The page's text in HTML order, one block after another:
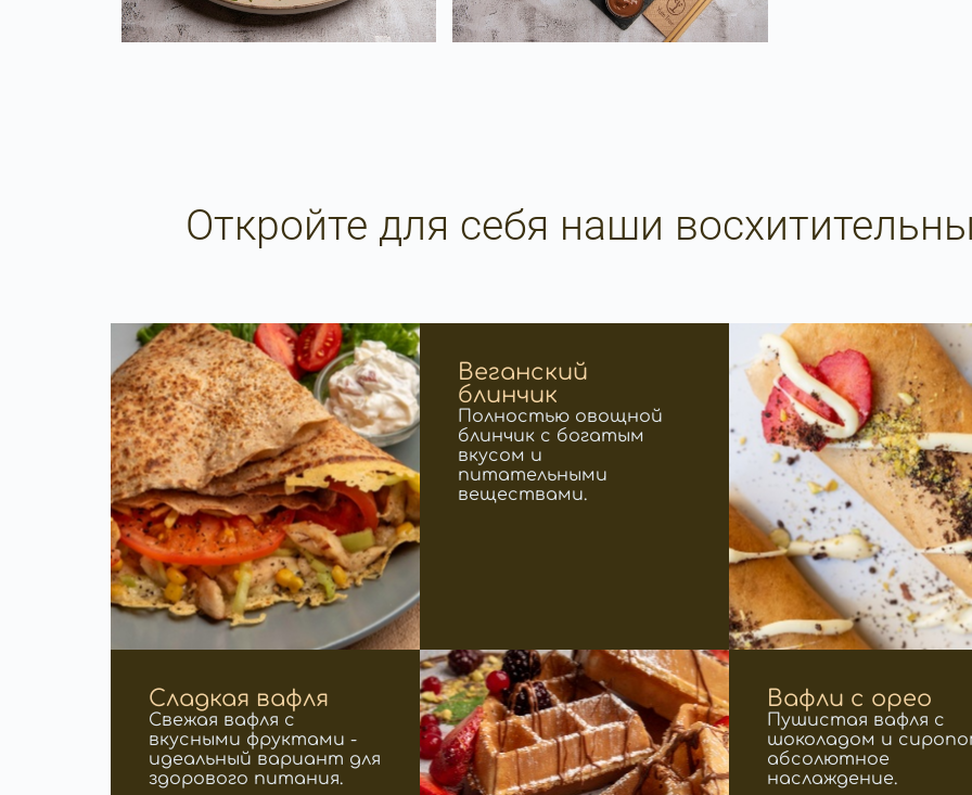
Откройте для себя наши
Веганский
блинчик
Полностью овощной
блинчик с богатым
вкусом и
питательными
веществами.
Сладкая вафля
Свежая вафля с
вкусными фруктами -
идеальный вариант для
здорового питания.
Вафли с орео
Пушистая вафля с
шоколадом и
абсолютное
наслаждение.